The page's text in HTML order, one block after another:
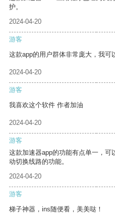
护。
2024-04-20
游客
这款app的用户群体非常庞大，我可
2024-04-20
游客
我喜欢这个软件 作者加油
2024-04-20
游客
这款加速器app的功能有点单一，可
动切换线路的功能。
2024-04-20
游客
梯子神器，ins随便看，美美哒！